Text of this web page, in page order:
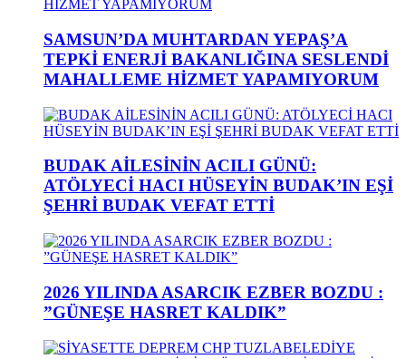
SAMSUN’DA MUHTARDAN YEPAŞ’A
TEPKİ ENERJİ BAKANLIĞINA SESLENDİ
MAHALLEME HİZMET YAPAMIYORUM
BUDAK AİLESİNİN ACILI GÜNÜ:
ATÖLYECİ HACI HÜSEYİN BUDAK’IN EŞİ
ŞEHRİ BUDAK VEFAT ETTİ
2026 YILINDA ASARCIK EZBER BOZDU :
”GÜNEŞE HASRET KALDIK”